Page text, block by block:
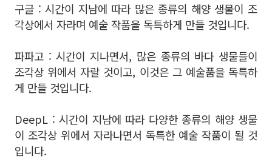
구글 : 시간이 지남에 따라 많은 종류의 해양 생물이 조
각상에서 자라며 예술 작품을 독특하게 만들 것입니다.
파파고 : 시간이 지나면서, 많은 종류의 바다 생물들이
조각상 위에서 자랄 것이고, 이것은 그 예술품을 독특하
게 만들 것입니다.
DeepL : 시간이 지남에 따라 다양한 종류의 해양 생물
이 조각상 위에서 자라나면서 독특한 예술 작품이 될 것
입니다.